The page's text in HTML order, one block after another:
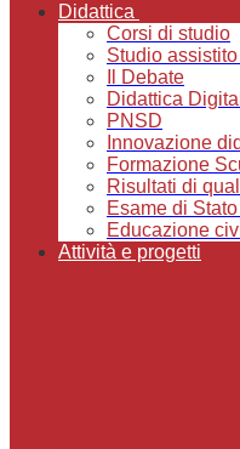
Didattica
Corsi di studio
Studio
Il Debate
Didattica
PNSD
Innovazione
Formazione
Risultati di
Esame di
Educazione
Attività e progetti